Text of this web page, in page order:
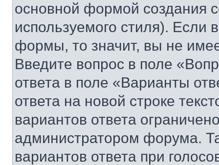
основной формой создания
используемого стиля). Если
формы, то значит, вы не
Введите вопрос в поле
ответа в поле «Варианты
ответа на новой строке
вариантов ответа
администратором форума.
вариантов ответа при